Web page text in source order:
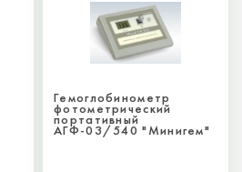
Гемоглобинометр
фотометрический
портативный
АГФ-03/540 "Минигем"